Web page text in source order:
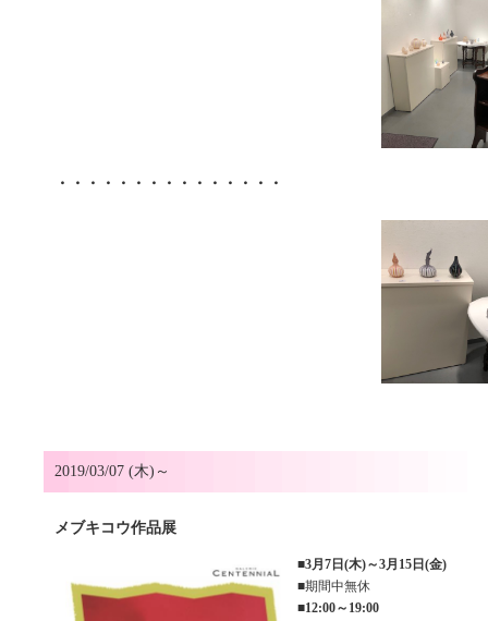
・・・・・・・・・・・・・・・
2019/03/07 (木)～
メブキコウ作品展
■3月7日(木)～3月15日(金)
■期間中無休
■12:00～19:00